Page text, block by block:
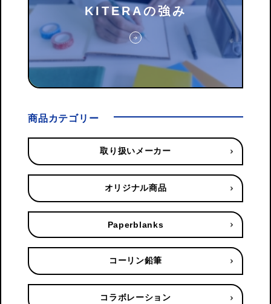
KITERAの強み
商品カテゴリー
取り扱いメーカー
オリジナル商品
Paperblanks
コーリン鉛筆
コラボレーション